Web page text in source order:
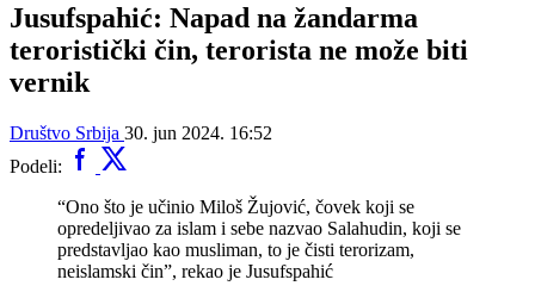
Jusufspahić: Napad na žandarma
teroristički čin, terorista ne može biti
vernik
Društvo Srbija 30. jun 2024. 16:52
Podeli:
“Ono što je učinio Miloš Žujović, čovek koji se
opredeljivao za islam i sebe nazvao Salahudin, koji se
predstavljao kao musliman, to je čisti terorizam,
neislamski čin”, rekao je Jusufspahić